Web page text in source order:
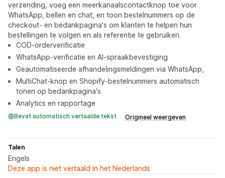
verzending, voeg een meerkanaalscontactknop toe voor
WhatsApp, bellen en chat, en toon bestelnummers op de
checkout- en bedankpagina's om klanten te helpen hun
bestellingen te volgen en als referentie te gebruiken.
COD-orderverificatie
WhatsApp-verificatie en AI-spraakbevestiging
Geautomatiseerde afhandelingsmeldingen via WhatsApp,
MultiChat-knop en Shopify-bestelnummers automatisch
tonen op bedankpagina's
Analytics en rapportage
Bevat automatisch vertaalde tekst Origineel weergeven
Talen
Engels
Deze app is niet vertaald in het Nederlands